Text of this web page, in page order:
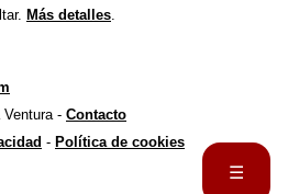
☰
Más detalles
Ventura - Contacto
- Política de cookies